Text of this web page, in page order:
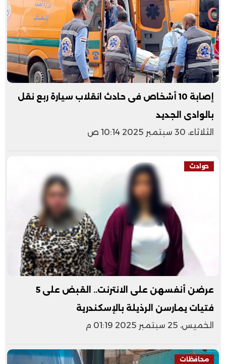
إصابة 10 أشخاص فى حادث انقلاب سيارة ربع نقل
بالوادى الجديد
الثلاثاء، 30 سبتمبر 2025 10:14 ص
حوادث
عرضن أنفسهن على الانترنت.. القبض على 5
فتيات يمارسن الرذيلة بالإسكندرية
الخميس، 25 سبتمبر 2025 01:19 م
محافظات